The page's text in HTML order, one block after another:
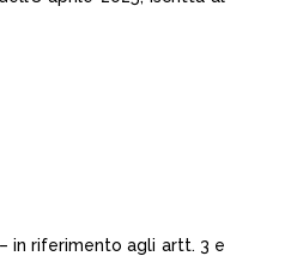
in riferimento agli artt. 3 e